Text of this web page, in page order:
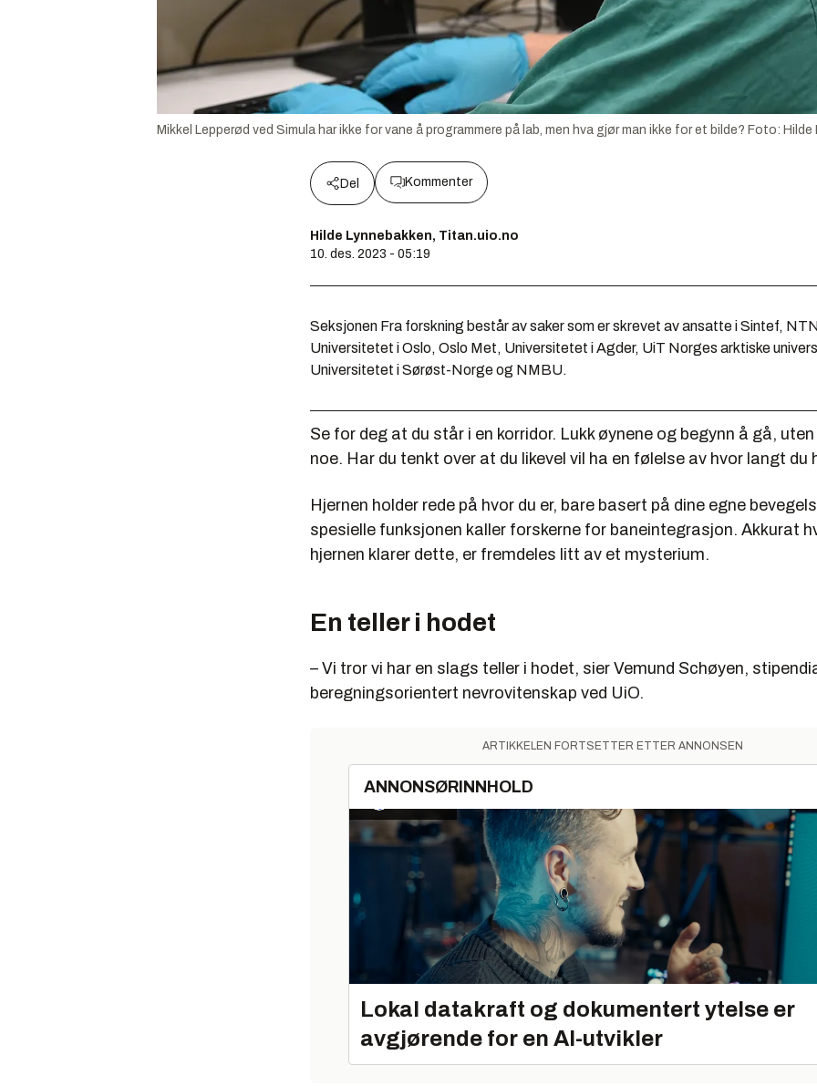
Mikkel Lepperød ved Simula har ikke for vane å programmere på lab, men hva gjør man ikke for et bilde? Foto: Hilde
Del Kommenter
Hilde Lynnebakken, Titan.uio.no
10. des. 2023 - 05:19
Seksjonen Fra forskning består av saker som er skrevet av ansatte i Sintef,
Universitetet i Oslo, Oslo Met, Universitetet i Agder, UiT Norges arktiske
Universitetet i Sørøst-Norge og NMBU.
Se for deg at du står i en korridor. Lukk øynene og begynn å gå,
noe. Har du tenkt over at du likevel vil ha en følelse av hvor langt du
Hjernen holder rede på hvor du er, bare basert på dine egne
spesielle funksjonen kaller forskerne for baneintegrasjon. Akkurat
hjernen klarer dette, er fremdeles litt av et mysterium.
En teller i hodet
– Vi tror vi har en slags teller i hodet, sier Vemund Schøyen,
beregningsorientert nevrovitenskap ved UiO.
ARTIKKELEN FORTSETTER ETTER ANNONSEN
ANNONSØRINNHOLD
Lokal datakraft og dokumentert ytelse er
avgjørende for en AI-utvikler